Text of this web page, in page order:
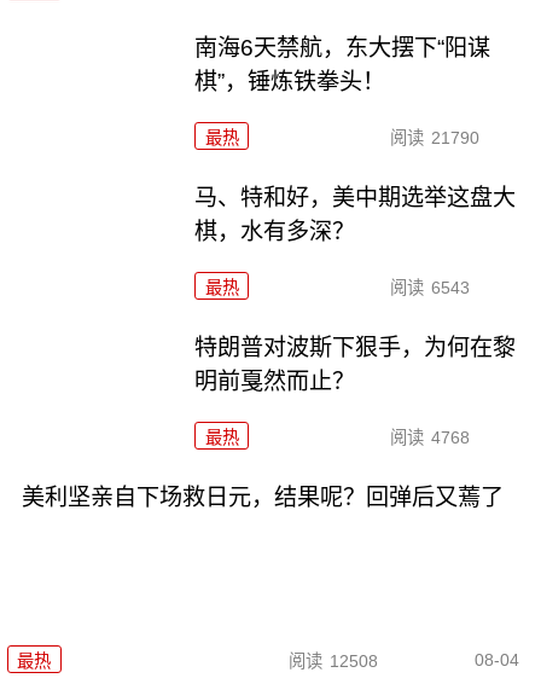
南海6天禁航，东大摆下“阳谋
棋”，锤炼铁拳头！
最热 阅读 21790
马、特和好，美中期选举这盘大
棋，水有多深？
最热 阅读 6543
特朗普对波斯下狠手，为何在黎
明前戛然而止？
最热 阅读 4768
美利坚亲自下场救日元，结果呢？回弹后又蔫了
最热 阅读 12508 08-04